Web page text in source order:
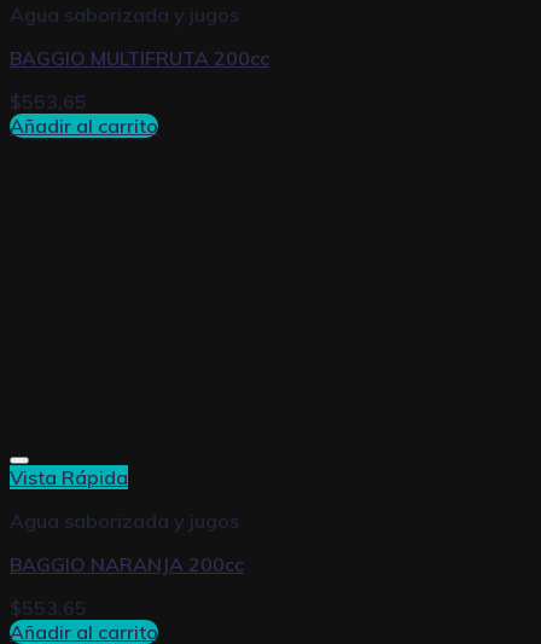
Agua saborizada y jugos
BAGGIO MULTIFRUTA 200cc
$553,65
Añadir al carrito
Vista Rápida
Agua saborizada y jugos
BAGGIO NARANJA 200cc
$553,65
Añadir al carrito